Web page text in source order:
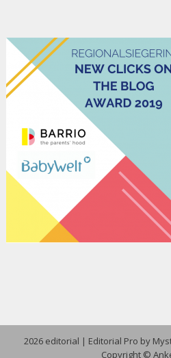
2026 editorial | Editorial Pro by
Copyright ©